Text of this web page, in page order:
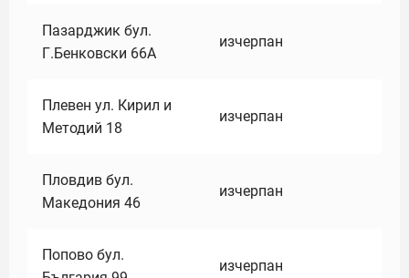
Пазарджик бул.
Г.Бенковски 66А
изчерпан
Плевен ул. Кирил и
Методий 18
изчерпан
Пловдив бул.
Македония 46
изчерпан
Попово бул.
изчерпан